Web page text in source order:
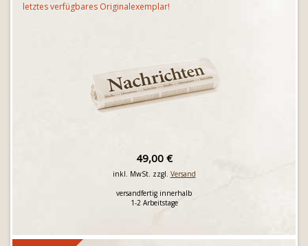
letztes verfügbares Originalexemplar!
49,00 €
inkl. MwSt. zzgl. Versand
versandfertig innerhalb
1-2 Arbeitstage